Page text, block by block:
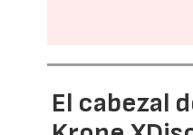
El cabezal